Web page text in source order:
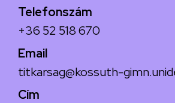
Telefonszám
+36 52 518 670
Email
titkarsag@kossuth-
Cím